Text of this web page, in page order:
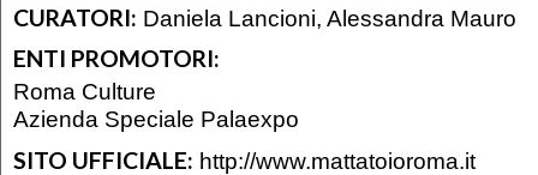
CURATORI: Daniela Lancioni, Alessandra Mauro
ENTI PROMOTORI:
Roma Culture
Azienda Speciale Palaexpo
SITO UFFICIALE: http://www.mattatoioroma.it